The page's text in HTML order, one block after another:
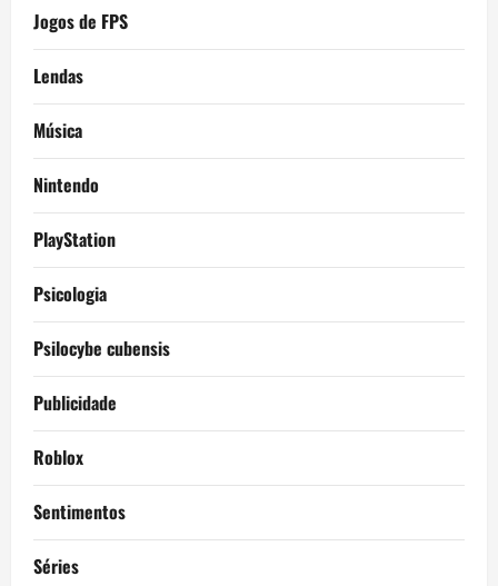
Jogos de FPS
Lendas
Música
Nintendo
PlayStation
Psicologia
Psilocybe cubensis
Publicidade
Roblox
Sentimentos
Séries